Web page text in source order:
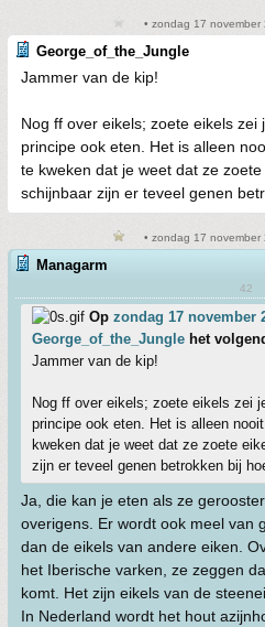
• zondag 17 november
George_of_the_Jungle
Jammer van de kip!
Nog ff over eikels; zoete eikels zei
principe ook eten. Het is alleen
te kweken dat je weet dat ze
schijnbaar zijn er teveel genen
• zondag 17 november
Managarm
42
Op zondag 17 november
George_of_the_Jungle het
Jammer van de kip!
Nog ff over eikels; zoete eikels zei
principe ook eten. Het is alleen
kweken dat je weet dat ze zoete
zijn er teveel genen betrokken bij
Ja, die kan je eten als ze
overigens. Er wordt ook meel van
dan de eikels van andere eiken.
het Iberische varken, ze zeggen
komt. Het zijn eikels van de
In Nederland wordt het hout